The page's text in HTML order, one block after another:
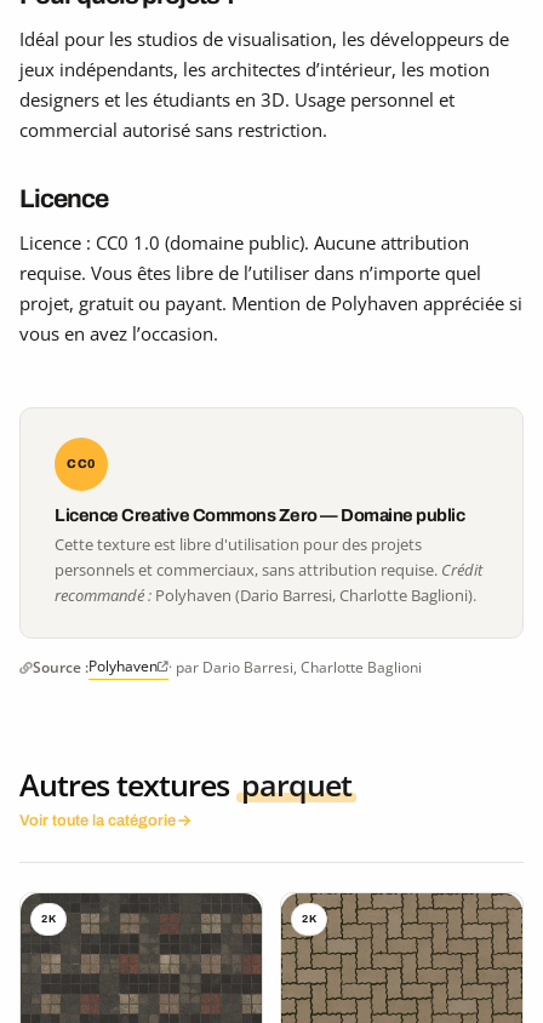
Idéal pour les studios de visualisation, les développeurs de
jeux indépendants, les architectes d’intérieur, les motion
designers et les étudiants en 3D. Usage personnel et
commercial autorisé sans restriction.
Licence
Licence : CC0 1.0 (domaine public). Aucune attribution
requise. Vous êtes libre de l’utiliser dans n’importe quel
projet, gratuit ou payant. Mention de Polyhaven appréciée si
vous en avez l’occasion.
CC0
Licence Creative Commons Zero — Domaine public
Cette texture est libre d'utilisation pour des projets
personnels et commerciaux, sans attribution requise. Crédit
recommandé : Polyhaven (Dario Barresi, Charlotte Baglioni).
Source :Polyhaven · par Dario Barresi, Charlotte Baglioni
Autres textures parquet
Voir toute la catégorie
2K 2K